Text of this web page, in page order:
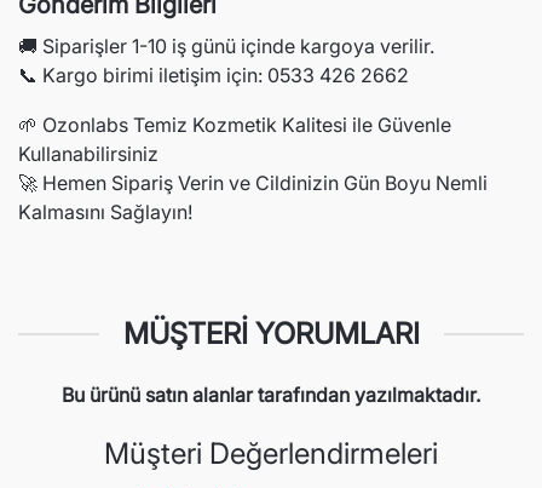
🚚 Siparişler 1-10 iş günü içinde kargoya verilir.
📞 Kargo birimi iletişim için: 0533 426 2662
🌱 Ozonlabs Temiz Kozmetik Kalitesi ile Güvenle
Kullanabilirsiniz
🚀 Hemen Sipariş Verin ve Cildinizin Gün Boyu Nemli
Kalmasını Sağlayın!
MÜŞTERI YORUMLARI
Bu ürünü satın alanlar tarafından yazılmaktadır.
Müşteri Değerlendirmeleri